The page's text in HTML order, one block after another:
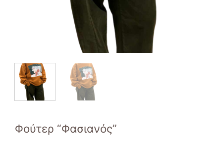
Φούτερ “Φασιανός”